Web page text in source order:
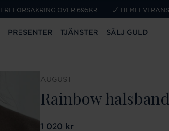
FRI FÖRSÄKRING ÖVER 695KR HEMLEVERANS
PRESENTER TJÄNSTER SÄLJ GULD
AUGUST
Rainbow halsband
Pris:1 020 kr
1 020 kr